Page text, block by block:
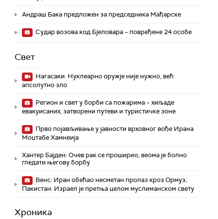
Андраш Бакa предложен за председника Мађарске
Судар возова код Бјеловара – повређене 24 особе
Свет
Нагасаки: Нуклеарно оружје није нужно, већ
апсолутно зло
Регион и свет у борби са пожарима – хиљаде
евакуисаних, затворени путеви и туристичке зоне
Прво појављивање у јавности врховног вође Ирана
Моџтабe Хамнеија
Хантер Бајден: Очев рак се проширио, веома је болно
гледати његову борбу
Венс: Иран обећао несметан пролаз кроз Ормуз;
Пакистан: Израел је претња целом муслиманском свету
Хроника